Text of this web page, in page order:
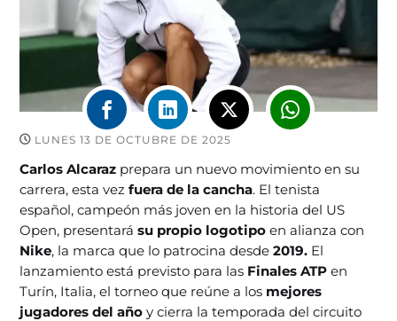
LUNES 13 DE OCTUBRE DE 2025
Carlos Alcaraz prepara un nuevo movimiento en su
carrera, esta vez fuera de la cancha. El tenista
español, campeón más joven en la historia del US
Open, presentarásu propio logotipo en alianza con
Nike, la marca que lo patrocina desde2019. El
lanzamiento está previsto para las Finales ATP en
Turín, Italia, el torneo que reúne a los mejores
jugadores del año y cierra la temporada del circuito